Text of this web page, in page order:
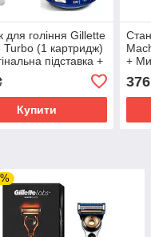
для гоління Gillette
Turbo (1 картридж)
підставка +
Essential Мило
125 г
Купити
+
376